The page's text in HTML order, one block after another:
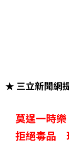
★ 三立新聞網
莫逞一時樂
拒絕毒品